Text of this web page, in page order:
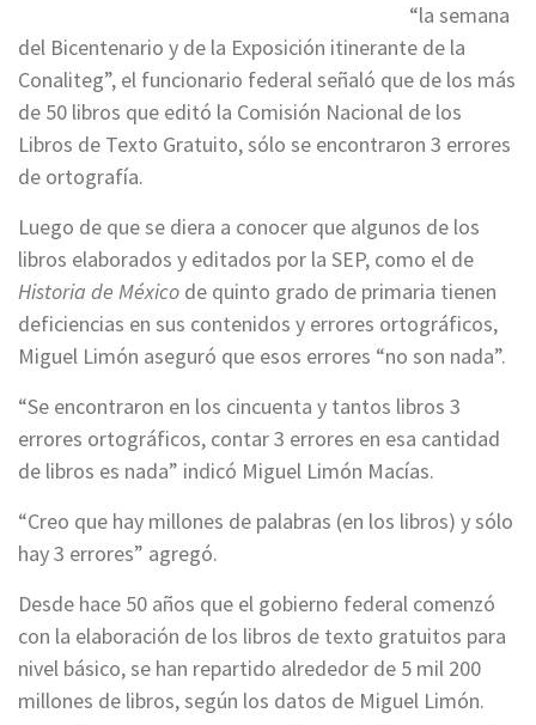
“la semana
del Bicentenario y de la Exposición itinerante de la
Conaliteg”, el funcionario federal señaló que de los más
de 50 libros que editó la Comisión Nacional de los
Libros de Texto Gratuito, sólo se encontraron 3 errores
de ortografía.
Luego de que se diera a conocer que algunos de los
libros elaborados y editados por la SEP, como el de
Historia de México de quinto grado de primaria tienen
deficiencias en sus contenidos y errores ortográficos,
Miguel Limón aseguró que esos errores “no son nada”.
“Se encontraron en los cincuenta y tantos libros 3
errores ortográficos, contar 3 errores en esa cantidad
de libros es nada” indicó Miguel Limón Macías.
“Creo que hay millones de palabras (en los libros) y sólo
hay 3 errores” agregó.
Desde hace 50 años que el gobierno federal comenzó
con la elaboración de los libros de texto gratuitos para
nivel básico, se han repartido alrededor de 5 mil 200
millones de libros, según los datos de Miguel Limón.